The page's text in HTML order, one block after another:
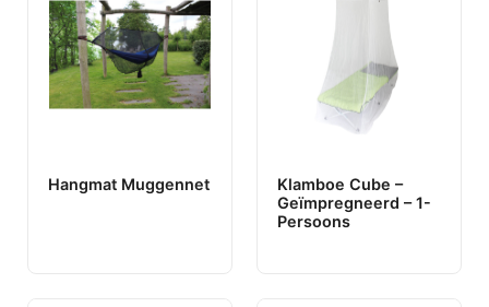
Hangmat Muggennet
Klamboe Cube –
Geïmpregneerd – 1-
Persoons